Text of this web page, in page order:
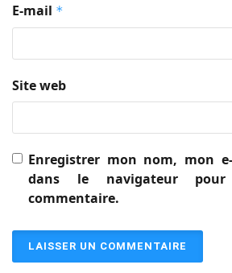
E-mail *
Site web
Enregistrer mon nom, mon
dans le navigateur
commentaire.